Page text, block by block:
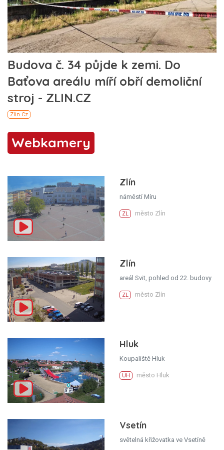
Webkamery
Zlín
náměstí Míru
ZL město Zlín
Zlín
areál Svit, pohled od 22. budovy
ZL město Zlín
Hluk
Koupaliště Hluk
UH město Hluk
Vsetín
světelná křižovatka ve Vsetíně